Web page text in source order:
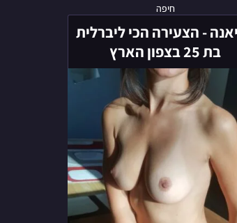
חיפה
- הצעירה הכי ליברלית
בת 25 בצפון הארץ
אליאנה
-
הצעירה
הכי
ליברלית
בת
25
בצפון
הארץ